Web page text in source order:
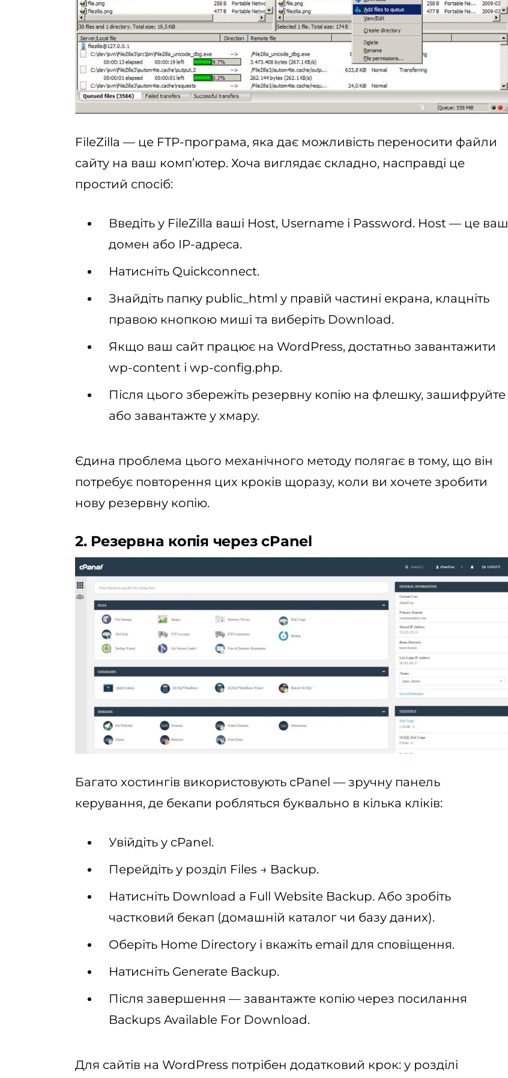
FileZilla — це FTP-програма, яка дає можливість переносити файли
сайту на ваш комп’ютер. Хоча виглядає складно, насправді це
простий спосіб:
Введіть у FileZilla ваші Host, Username і Password. Host — це ваш
домен або IP-адреса.
Натисніть Quickconnect.
Знайдіть папку public_html у правій частині екрана, клацніть
правою кнопкою миші та виберіть Download.
Якщо ваш сайт працює на WordPress, достатньо завантажити
wp-content і wp-config.php.
Після цього збережіть резервну копію на флешку, зашифруйте
або завантажте у хмару.
Єдина проблема цього механічного методу полягає в тому, що він
потребує повторення цих кроків щоразу, коли ви хочете зробити
нову резервну копію.
2. Резервна копія через cPanel
Багато хостингів використовують cPanel — зручну панель
керування, де бекапи робляться буквально в кілька кліків:
Увійдіть у cPanel.
Перейдіть у розділ Files → Backup.
Натисніть Download a Full Website Backup. Або зробіть
частковий бекап (домашній каталог чи базу даних).
Оберіть Home Directory і вкажіть email для сповіщення.
Натисніть Generate Backup.
Після завершення — завантажте копію через посилання
Backups Available For Download.
Для сайтів на WordPress потрібен додатковий крок: у розділі